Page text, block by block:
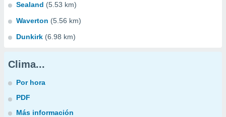
Sealand (5.53 km)
Waverton (5.56 km)
Dunkirk (6.98 km)
Clima...
Por hora
PDF
Más información